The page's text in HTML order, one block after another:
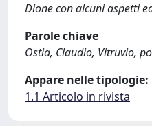
Dione con alcuni aspetti
Parole chiave
Ostia, Claudio, Vitruvio,
Appare nelle tipologie:
1.1 Articolo in rivista